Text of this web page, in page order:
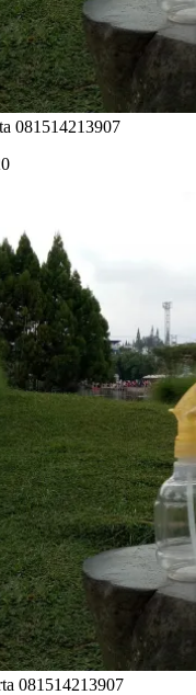
081514213907
081514213907